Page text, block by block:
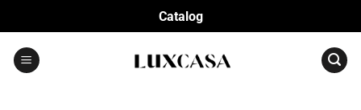
qua
nội
dung
Catalog